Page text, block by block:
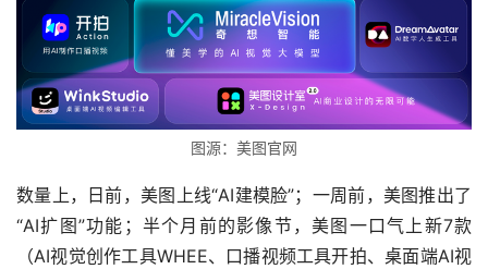
图源：美图官网
数量上，日前，美图上线“AI建模脸”；一周前，美图推出了
“AI扩图”功能；半个月前的影像节，美图一口气上新7款
（AI视觉创作工具WHEE、口播视频工具开拍、桌面端AI视